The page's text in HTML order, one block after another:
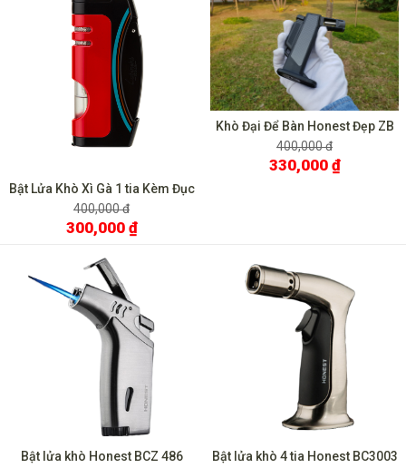
Bật Lửa Khò Xì Gà 1 tia Kèm Đục
BCZ 487
400,000 đ
300,000 ₫
Khò Đại Để Bàn Honest Đẹp ZB
484
400,000 đ
330,000 ₫
Bật lửa khò Honest BCZ 486
Bật lửa khò 4 tia Honest BC3003